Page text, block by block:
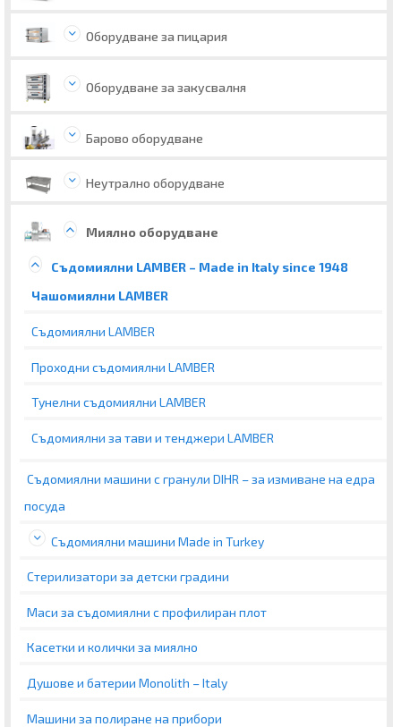
Оборудване за пицария
Оборудване за закусвалня
Барово оборудване
Неутрално оборудване
Миялно оборудване
Съдомиялни LAMBER – Made in Italy since 1948
Чашомиялни LAMBER
Съдомиялни LAMBER
Проходни съдомиялни LAMBER
Тунелни съдомиялни LAMBER
Съдомиялни за тави и тенджери LAMBER
Съдомиялни машини с гранули DIHR – за измиване на едра
посуда
Съдомиялни машини Made in Turkey
Стерилизатори за детски градини
Маси за съдомиялни с профилиран плот
Касетки и колички за миялно
Душове и батерии Monolith – Italy
Машини за полиране на прибори